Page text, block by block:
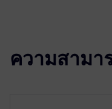
ความสามา